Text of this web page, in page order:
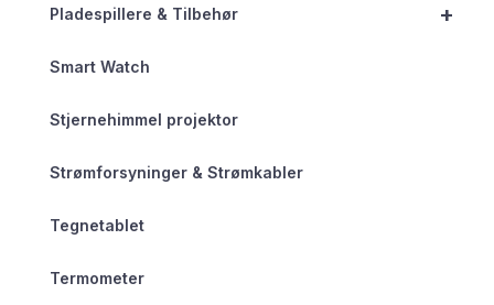
+
Pladespillere & Tilbehør
Smart Watch
Stjernehimmel projektor
Strømforsyninger & Strømkabler
Tegnetablet
Termometer